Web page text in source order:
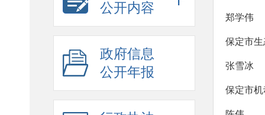
公开内容
政府信息
公开年报
郑学伟
保定市
张雪冰
保定市